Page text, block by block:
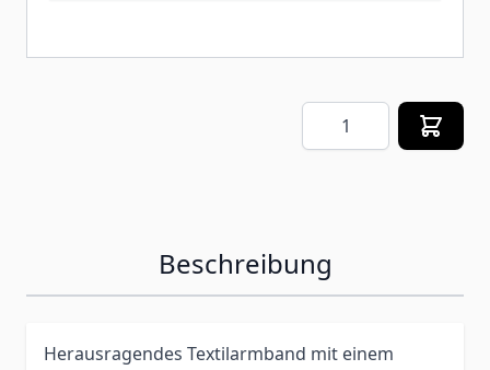
Menge
Beschreibung
Herausragendes Textilarmband mit einem